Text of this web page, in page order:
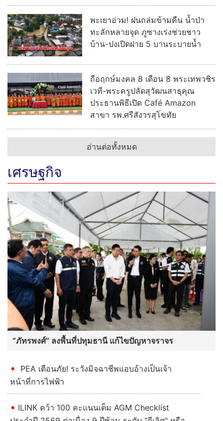
พะเยาอ่วม! ฝนถล่มข้ามคืน น้ำป่า
ทะลักหลายจุด ภูซางเร่งช่วยชาว
บ้าน-ปงเปิดฝาย 5 บานระบายน้ำ
ถือฤกษ์มงคล 8 เดือน 8 พระเทพวชิร
เวที-พระครูปลัดสุวัฒนสาธุคุณ
ประธานพิธีเปิด Café Amazon
สาขา รพ.ศรีสังวรสุโขทัย
อ่านต่อทั้งหมด
เศรษฐกิจ
“ภัทรพงศ์” ลงพื้นที่ปทุมธานี แก้ไขปัญหาจราจร
PEA เตือนภัย! ระวังมิจฉาชีพแอบอ้างเป็นเจ้า
หน้าที่การไฟฟ้า
ILINK คว้า 100 คะแนนเต็ม AGM Checklist